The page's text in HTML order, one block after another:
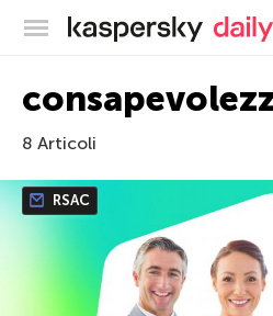
Blog
8 Articoli
RSAC